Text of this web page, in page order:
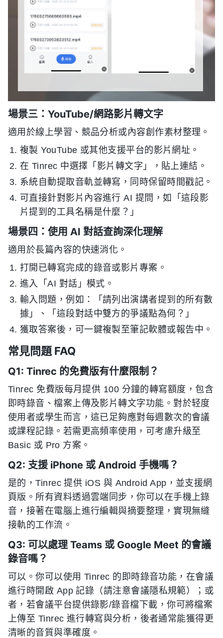
場景三：YouTube/網路影片轉文字
適用於線上學習、競品分析或內容創作素材整理。
複製 YouTube 或其他支援平台的影片網址。
在 Tinrec 中選擇「影片轉文字」，貼上連結。
系統自動提取音軌並轉寫，同時保留時間戳記。
可直接針對影片內容進行 AI 提問，如「這段影
片提到的工具名稱是什麼？」
場景四：使用 AI 對話查詢深化理解
適用於長篇內容的快速消化。
打開已轉寫完成的錄音或影片專案。
進入「AI 對話」模式。
輸入問題，例如：「請列出演講者提到的所有數
據」、「這段對話中雙方的爭議點為何？」
獲取答案後，可一鍵複製至筆記軟體或報告中。
常見問題 FAQ
Q1: Tinrec 的免費版有什麼限制？
Tinrec 免費版每月提供 100 分鐘的轉寫額度，包含
即時錄音、檔案上傳及影片轉文字功能。對於轻度
使用者或學生而言，這已足夠應對每週數次的會議
或課程記錄。若需更高頻率使用，可考慮升級至
Basic 或 Pro 方案。
Q2: 支援 iPhone 或 Android 手機嗎？
是的，Tinrec 提供 iOS 與 Android App，並支援網
頁版。所有資料透過雲端同步，你可以在手機上錄
音，接著在電腦上進行編輯與摘要整理，實現無縫
接軌的工作流。
Q3: 可以處理 Teams 或 Google Meet 的會議
錄音嗎？
可以。你可以使用 Tinrec 的即時錄音功能，在會議
進行時開啟 App 記錄（請注意會議隱私規範）；或
者，若會議平台提供錄影/錄音檔下載，你可將檔案
上傳至 Tinrec 進行轉寫與分析，後者通常能獲得更
清晰的音質與準確度。